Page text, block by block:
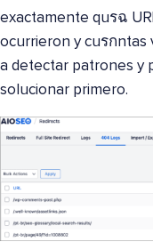
exactamente quรฉ
ocurrieron y cuรกntas
a detectar patrones y
solucionar primero.